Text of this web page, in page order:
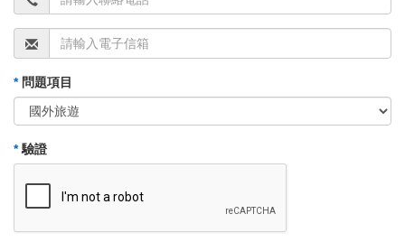
*問題項目
*驗證